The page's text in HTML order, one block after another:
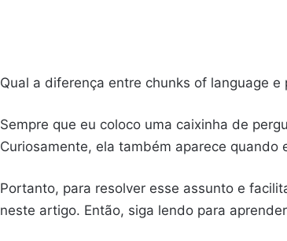
Qual a diferença entre chunks of language
Sempre que eu coloco uma caixinha de
Curiosamente, ela também aparece quando
Portanto, para resolver esse assunto e
neste artigo. Então, siga lendo para